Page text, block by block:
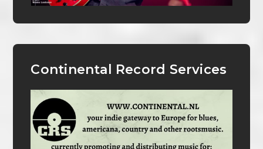
Continental Record Services